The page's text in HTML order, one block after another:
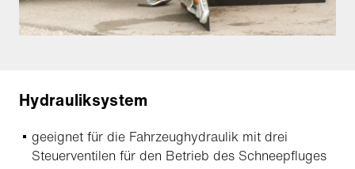
Hydrauliksystem
geeignet für die Fahrzeughydraulik mit drei
Steuerventilen für den Betrieb des Schneepfluges